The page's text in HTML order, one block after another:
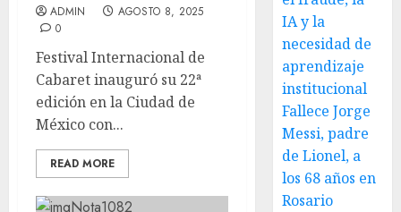
ADMIN
AGOSTO 8, 2025
0
Festival Internacional de
Cabaret inauguró su 22ª
edición en la Ciudad de
México con...
READ MORE
IA y la
necesidad de
aprendizaje
institucional
Fallece Jorge
Messi, padre
de Lionel, a
los 68 años en
Rosario